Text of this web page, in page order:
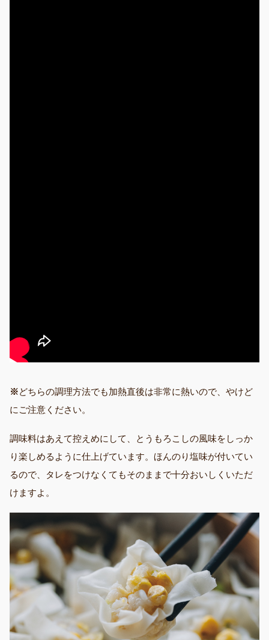
※どちらの調理方法でも加熱直後は非常に熱いので、やけど
にご注意ください。
調味料はあえて控えめにして、とうもろこしの風味をしっか
り楽しめるように仕上げています。ほんのり塩味が付いてい
るので、タレをつけなくてもそのままで十分おいしくいただ
けますよ。